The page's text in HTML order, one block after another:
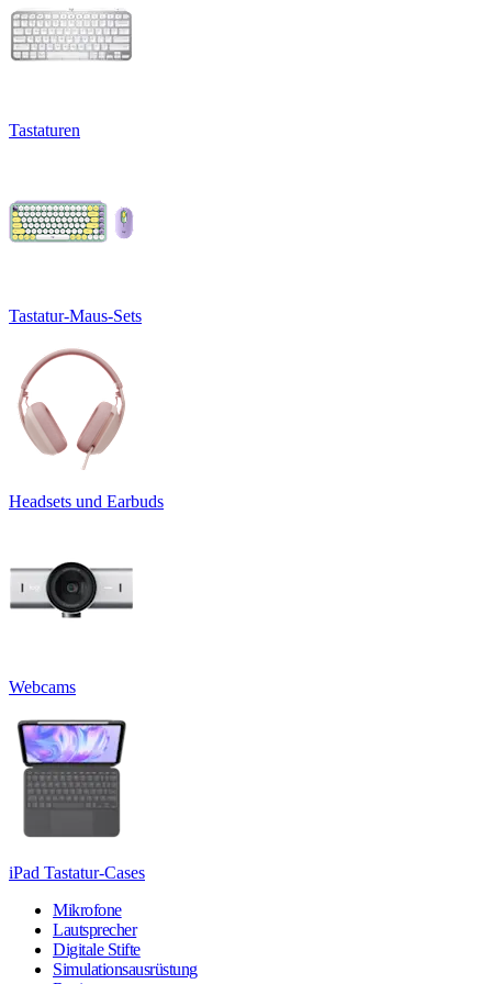
Tastaturen
Tastatur-Maus-Sets
Headsets und Earbuds
Webcams
iPad Tastatur-Cases
Mikrofone
Lautsprecher
Digitale Stifte
Simulationsausrüstung